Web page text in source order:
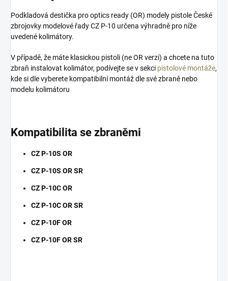
Podkladová destička pro optics ready (OR) modely pistole České
zbrojovky modelové řady CZ P-10 určena výhradně pro níže
uvedené kolimátory.
V případě, že máte klasickou pistoli (ne OR verzi) a chcete na tuto
zbraň instalovat kolimátor, podívejte se v sekci pistolové montáže,
kde si dle vyberete kompatibilní montáž dle své zbraně nebo
modelu kolimátoru
​Kompatibilita se zbraněmi
CZ P-10S OR
CZ P-10S OR SR
CZ P-10C OR
CZ P-10C OR SR
CZ P-10F OR
CZ P-10F OR SR